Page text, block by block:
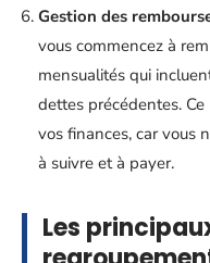
Gestion des
vous commencez à
mensualités qui
dettes précédentes.
vos finances, car vous
à suivre et à payer.
Les